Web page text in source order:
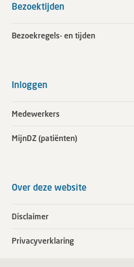
Bezoektijden
Bezoekregels- en tijden
Inloggen
Medewerkers
MijnDZ (patiënten)
Over deze website
Disclaimer
Privacyverklaring